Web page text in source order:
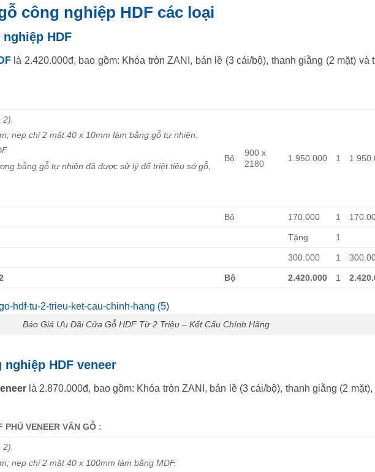
công nghiệp HDF các loại
HDF
là 2.420.000đ, bao gồm: Khóa tròn ZANI, bản lề (3 cái/bộ), thanh giằng (2 mặt) và
nẹp chỉ 2 mặt 40 x 10mm làm bằng gỗ tự nhiên.
bằng gỗ tự nhiên đã được sử lý để triệt tiêu sớ gỗ,
Bộ
900 x
2180
1.950.000 1
Bộ 170.000 1
Tặng 1
300.000 1
Bộ 2.420.000 1
Báo Giá Ưu Đãi Cửa Gỗ HDF Từ 2 Triệu – Kết Cấu Chính Hãng
HDF veneer
là 2.870.000đ, bao gồm: Khóa tròn ZANI, bản lề (3 cái/bộ), thanh giằng (2 mặt),
VENEER VÂN GỖ :
2).
nẹp chỉ 2 mặt 40 x 100mm làm bằng MDF.